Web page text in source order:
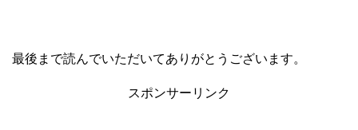
最後まで読んでいただいてありがとうございます。
スポンサーリンク